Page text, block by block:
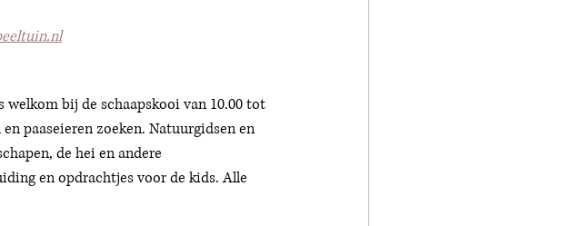
welkom bij de schaapskooi van 10.00 tot
paaseieren zoeken. Natuurgidsen en
de hei en andere
en opdrachtjes voor de kids. Alle